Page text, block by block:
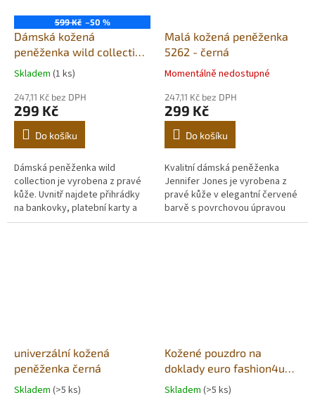
599 Kč –50 %
Dámská kožená
peněženka wild collection
tan 5622
Skladem (1 ks)
247,11 Kč bez DPH
299 Kč
Do košíku
Dámská peněženka wild
collection je vyrobena z pravé
kůže. Uvnitř najdete přihrádky
na bankovky, platební karty a
kapsičku na mince. Součástí
Malá kožená peněženka
5262 - černá
Momentálně nedostupné
247,11 Kč bez DPH
299 Kč
Do košíku
Kvalitní dámská peněženka
Jennifer Jones je vyrobena z
pravé kůže v elegantní červené
barvě s povrchovou úpravou
hadí šupiny. Uvnitř najdete
univerzální kožená
peněženka černá
Skladem (>5 ks)
Kožené pouzdro na
doklady euro fashion4u
474-L černá
Skladem (>5 ks)